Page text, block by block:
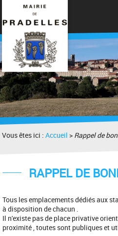
Vous êtes ici :Accueil > Rappel de
RAPPEL DE
Tous les emplacements dédiés aux
à disposition de chacun .
Il n'existe pas de place privative
proximité , toutes sont publiques et